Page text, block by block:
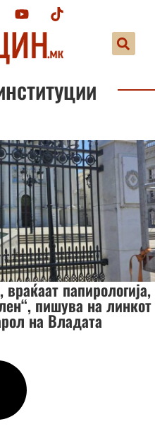
враќаат папирологија,
пишува на линкот
на Владата